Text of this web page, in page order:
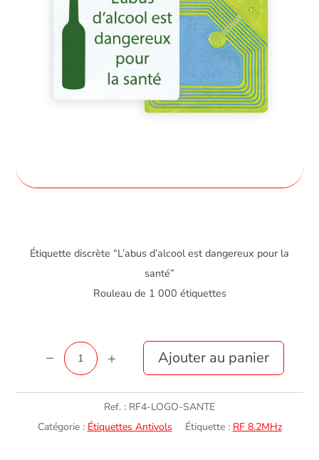
Étiquette discrète “L’abus d’alcool est dangereux pour la
santé”
Rouleau de 1 000 étiquettes
quantité
de
Étiquette
RF
Logo
Ajouter au panier
Ref. : RF4-LOGO-SANTE
Catégorie : Étiquettes Antivols Étiquette : RF 8.2MHz